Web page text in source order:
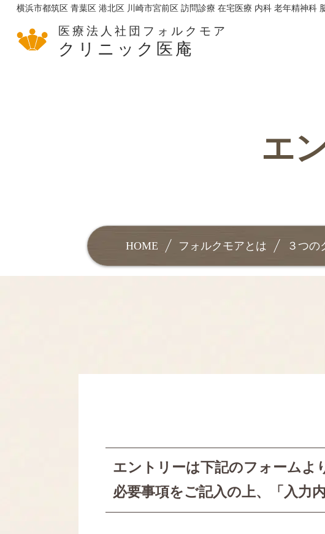
横浜市都筑区 青葉区 港北区 川崎市宮前区 訪問診療 在宅医療 内科 老年精神科
医療法人社団フォルクモア
クリニック医庵
エ
HOME フォルクモアとは ３つの
エントリーは下記のフォームよ
必要事項をご記入の上、「入力